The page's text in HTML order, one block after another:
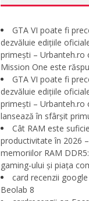
GTA VI poate fi
dezvăluie edițiile
primești – Urbanteh.ro
Mission One este
GTA VI poate fi
dezvăluie edițiile
primești – Urbanteh.ro
lansează în sfârșit
Cât RAM este
productivitate în 2026
memoriilor RAM
gaming-ului și piața
card recenzii google
Beolab 8